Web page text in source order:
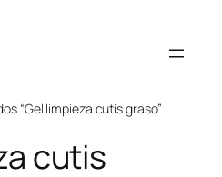
“Gel limpieza cutis graso”
cutis